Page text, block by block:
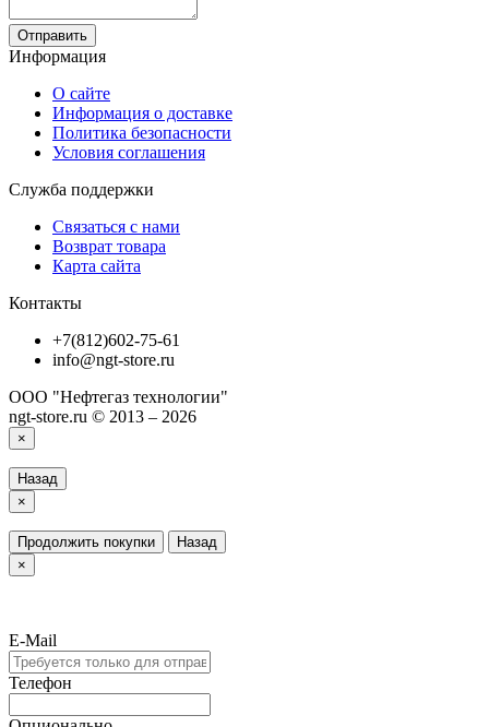
Отправить
Информация
О сайте
Информация о доставке
Политика безопасности
Условия соглашения
Служба поддержки
Связаться с нами
Возврат товара
Карта сайта
Контакты
+7(812)602-75-61
info@ngt-store.ru
ООО "Нефтегаз технологии"
ngt-store.ru © 2013 – 2026
×
Назад
×
Продолжить покупки
Назад
×
E-Mail
Телефон